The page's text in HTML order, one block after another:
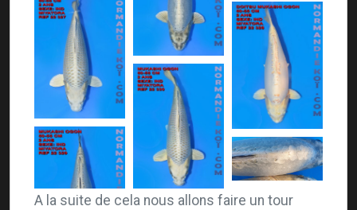
A la suite de cela nous allons faire un tour